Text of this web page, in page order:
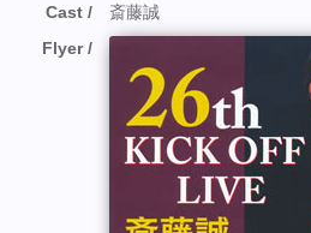
Cast
斎藤誠
Flyer